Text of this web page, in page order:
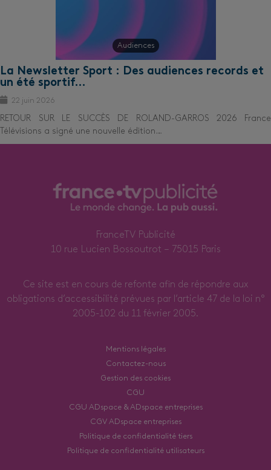
Audiences
La Newsletter Sport : Des audiences records et
un été sportif…
22 juin 2026
RETOUR SUR LE SUCCÈS DE ROLAND-GARROS 2026 France
Télévisions a signé une nouvelle édition…
FranceTV Publicité
10 rue Lucien Bossoutrot – 75015 Paris
Ce site est en cours de refonte afin de répondre aux
obligations d’accessibilité prévues par l’article 47 de la loi n°
2005-102 du 11 février 2005.
Mentions légales
Contactez-nous
Gestion des cookies
CGU
CGU ADspace & ADspace entreprises
CGV ADspace entreprises
Politique de confidentialité tiers
Politique de confidentialité utilisateurs